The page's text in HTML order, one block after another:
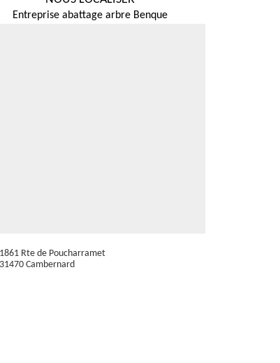
Entreprise abattage arbre Benque
1861 Rte de Poucharramet
31470 Cambernard